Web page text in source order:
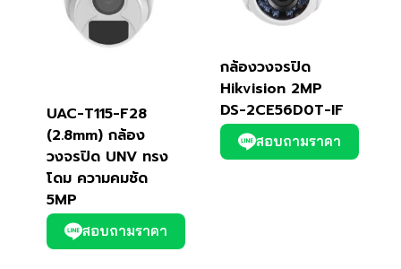
UAC-T115-F28
(2.8mm) กล้อง
วงจรปิด UNV ทรง
โดม ความคมชัด
5MP
สอบถามราคา
กล้องวงจรปิด
Hikvision 2MP
DS-2CE56D0T-IF
สอบถามราคา